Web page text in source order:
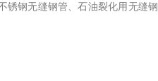
锈钢无缝钢管、石油裂化用无缝钢